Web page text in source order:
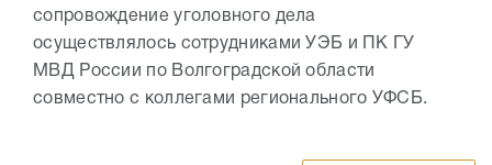
сопровождение уголовного дела
осуществлялось сотрудниками УЭБ и ПК ГУ
МВД России по Волгоградской области
совместно с коллегами регионального УФСБ.